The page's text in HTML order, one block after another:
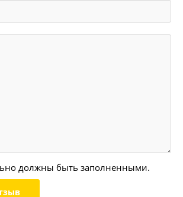
должны быть заполненными.